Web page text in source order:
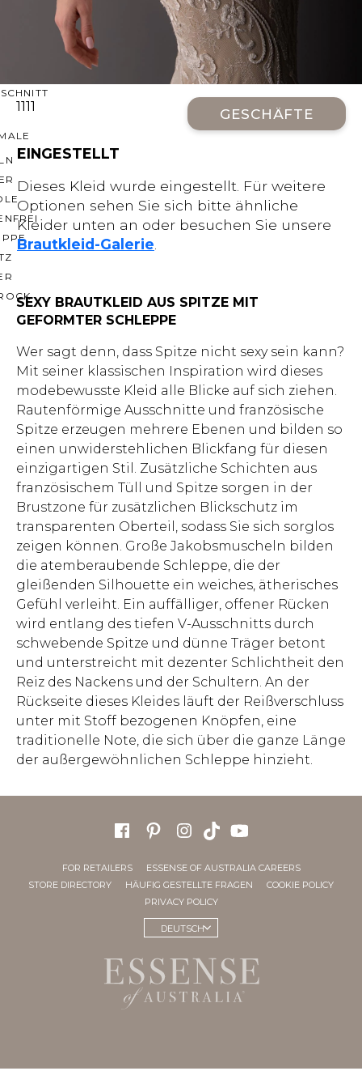
AUSSCHNITT
1111 GESCHÄFTE
EINGESTELLT
Dieses Kleid wurde eingestellt. Für weitere
Optionen sehen Sie sich bitte ähnliche
Kleider unten an oder besuchen Sie unsere
Brautkleid-Galerie
SEXY BRAUTKLEID AUS SPITZE MIT
GEFORMTER SCHLEPPE
Wer sagt denn, dass Spitze nicht sexy sein kann?
Mit seiner klassischen Inspiration wird dieses
modebewusste Kleid alle Blicke auf sich ziehen.
Rautenförmige Ausschnitte und französische
Spitze erzeugen mehrere Ebenen und bilden so
einen unwiderstehlichen Blickfang für diesen
einzigartigen Stil. Zusätzliche Schichten aus
französischem Tüll und Spitze sorgen in der
Brustzone für zusätzlichen Blickschutz im
transparenten Oberteil, sodass Sie sich sorglos
zeigen können. Große Jakobsmuscheln bilden
die atemberaubende Schleppe, die der
gleißenden Silhouette ein weiches, ätherisches
Gefühl verleiht. Ein auffälliger, offener Rücken
wird entlang des tiefen V-Ausschnitts durch
schwebende Spitze und dünne Träger betont
und unterstreicht mit dezenter Schlichtheit den
Reiz des Nackens und der Schultern. An der
Rückseite dieses Kleides läuft der Reißverschluss
unter mit Stoff bezogenen Knöpfen, eine
traditionelle Note, die sich über die ganze Länge
der außergewöhnlichen Schleppe hinzieht.
FOR RETAILERS
ESSENSE OF AUSTRALIA CAREERS
STORE DIRECTORY
HÄUFIG GESTELLTE FRAGEN
COOKIE POLICY
PRIVACY POLICY
DEUTSCH